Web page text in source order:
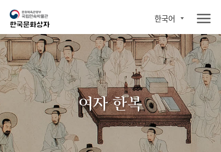
한국어
여자 한복